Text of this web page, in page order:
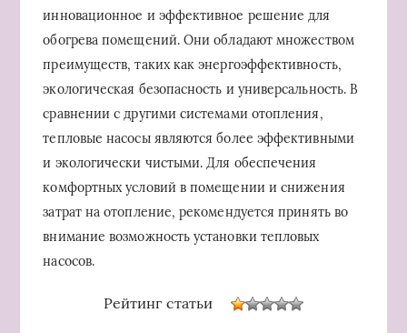
инновационное и эффективное решение для
обогрева помещений. Они обладают множеством
преимуществ, таких как энергоэффективность,
экологическая безопасность и универсальность. В
сравнении с другими системами отопления,
тепловые насосы являются более эффективными
и экологически чистыми. Для обеспечения
комфортных условий в помещении и снижения
затрат на отопление, рекомендуется принять во
внимание возможность установки тепловых
насосов.
Рейтинг статьи